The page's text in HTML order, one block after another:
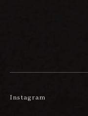
Instagram